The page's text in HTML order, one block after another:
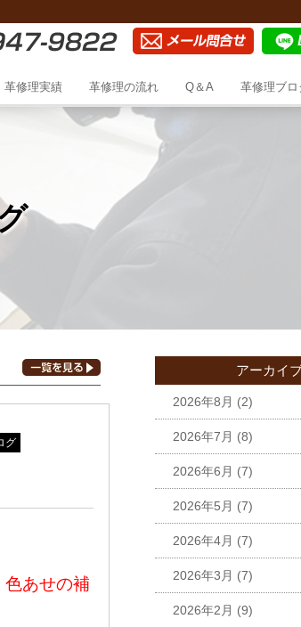
革修理実績 革修理の流れ Q＆A 革修理ブロ
グ
あせの補
アーカイ
2026年8月 (2)
2026年7月 (8)
2026年6月 (7)
2026年5月 (7)
2026年4月 (7)
2026年3月 (7)
2026年2月 (9)